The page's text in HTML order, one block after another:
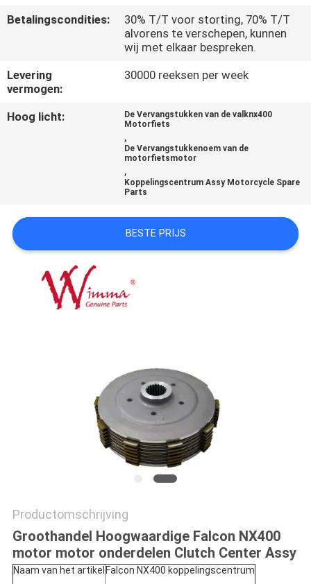
PRIVACYBELEID
Betalingscondities:
30% T/T voor storting, 70% T/T
alvorens te verschepen, kunnen
wij met elkaar bespreken.
Levering
vermogen:
30000 reeksen per week
Hoog licht:
De Vervangstukken van de valknx400
Motorfiets
,
De Vervangstukkenoem van de
motorfietsmotor
,
Koppelingscentrum Assy Motorcycle Spare
Parts
BESTE PRIJS
Productomschrijving
Groothandel Hoogwaardige Falcon NX400
motor motor onderdelen Clutch Center Assy
Naam van het artikel Falcon NX400 koppelingscentrum